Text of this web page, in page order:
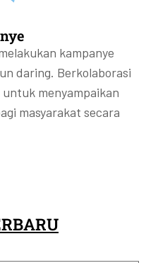
kampanye
daring. Berkolaborasi
menyampaikan
masyarakat secara